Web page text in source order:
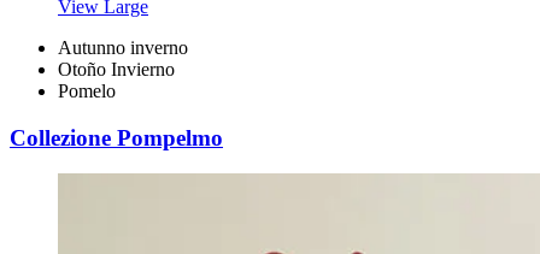
View Large
Autunno inverno
Otoño Invierno
Pomelo
Collezione Pompelmo